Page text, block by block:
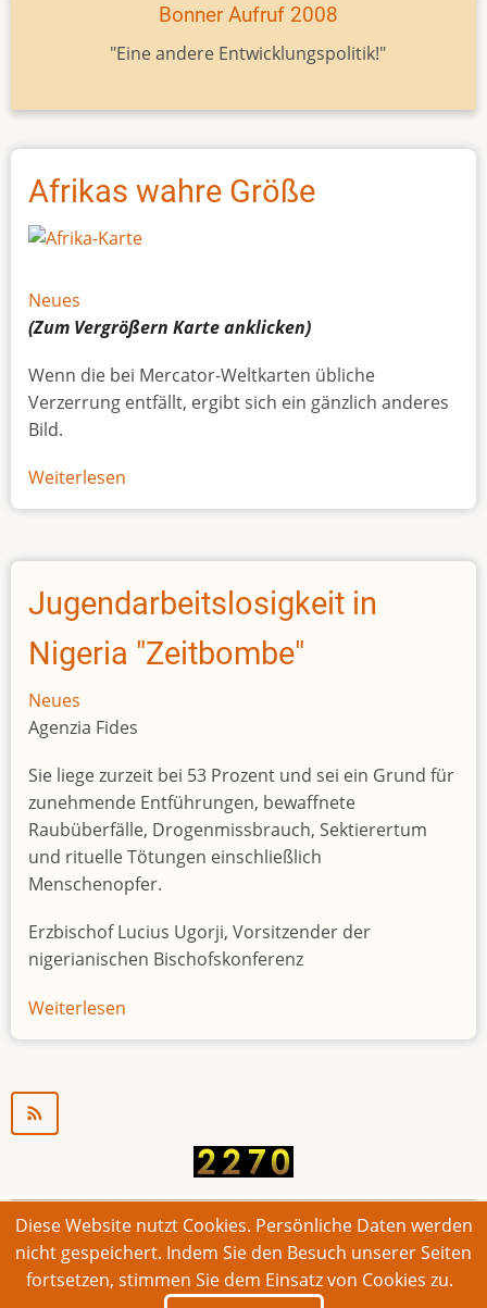
Bonner Aufruf 2008
"Eine andere Entwicklungspolitik!"
Afrikas wahre Größe
Neues
(Zum Vergrößern Karteanklicken)
Wenn die bei Mercator-Weltkarten übliche
Verzerrung entfällt, ergibt sich ein gänzlich anderes
Bild.
Weiterlesen
Afrikas
Größe
Jugendarbeitslosigkeit in
Nigeria "Zeitbombe"
Neues
Agenzia Fides
Sie liege zurzeit bei 53 Prozent und sei ein Grund für
zunehmende Entführungen, bewaffnete
Raubüberfälle, Drogenmissbrauch, Sektierertum
und rituelle Tötungen einschließlich
Menschenopfer.
Erzbischof Lucius Ugorji, Vorsitzender der
nigerianischen Bischofskonferenz
Weiterlesen
Jugendarbeitslosigkeit
© 2026 Bonner Aufruf. Alle Rechte vorbehalten.
Footer
Impressum Kontakt Intern
Diese Website nutzt Cookies. Persönliche Daten werden
nicht gespeichert. Indem Sie den Besuch unserer Seiten
fortsetzen, stimmen Sie dem Einsatz von Cookies zu.